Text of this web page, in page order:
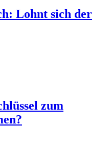
Lohnt sich der
zum